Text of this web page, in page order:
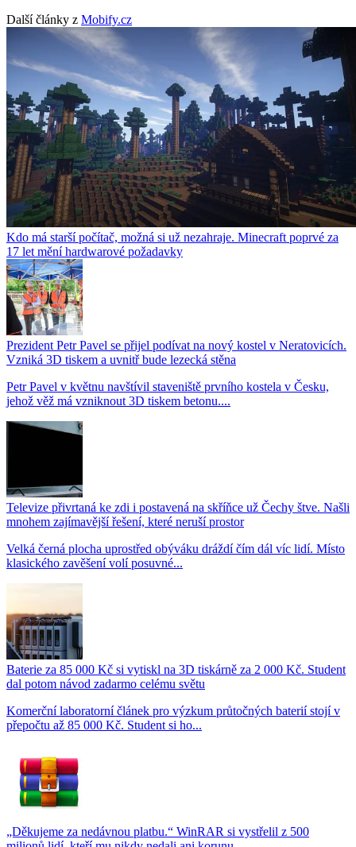
Další články z Mobify.cz
Kdo má starší počítač, možná si už nezahraje. Minecraft poprvé za
17 let mění hardwarové požadavky
Prezident Petr Pavel se přijel podívat na nový kostel v Neratovicích.
Vzniká 3D tiskem a uvnitř bude lezecká stěna
Petr Pavel v květnu navštívil staveniště prvního kostela v Česku,
jehož věž má vzniknout 3D tiskem betonu....
Televize přivrtaná ke zdi i postavená na skříňce už Čechy štve. Našli
mnohem zajímavější řešení, které neruší prostor
Velká černá plocha uprostřed obýváku dráždí čím dál víc lidí. Místo
klasického zavěšení volí posuvné...
Baterie za 85 000 Kč si vytiskl na 3D tiskárně za 2 000 Kč. Student
dal potom návod zadarmo celému světu
Komerční laboratorní článek pro výzkum průtočných baterií stojí v
přepočtu až 85 000 Kč. Student si ho...
„Děkujeme za nedávnou platbu.“ WinRAR si vystřelil z 500